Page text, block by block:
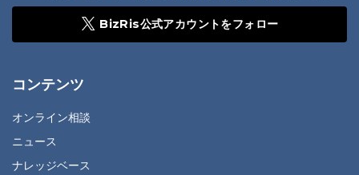
BizRis公式アカウントをフォロー
コンテンツ
オンライン相談
ニュース
ナレッジベース